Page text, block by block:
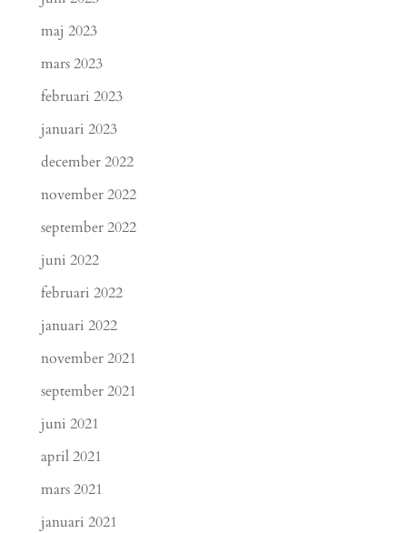
maj 2023
mars 2023
februari 2023
januari 2023
december 2022
november 2022
september 2022
juni 2022
februari 2022
januari 2022
november 2021
september 2021
juni 2021
april 2021
mars 2021
januari 2021